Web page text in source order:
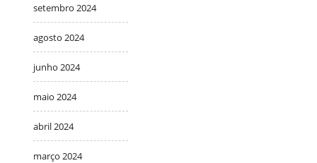
setembro 2024
agosto 2024
junho 2024
maio 2024
abril 2024
março 2024